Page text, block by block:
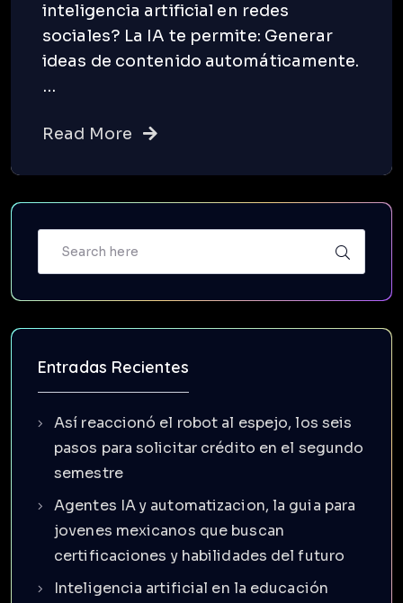
inteligencia artificial en redes
sociales? La IA te permite: Generar
ideas de contenido automáticamente.
…
Read More
Entradas Recientes
Así reaccionó el robot al espejo, los seis
pasos para solicitar crédito en el segundo
semestre
Agentes IA y automatizacion, la guia para
jovenes mexicanos que buscan
certificaciones y habilidades del futuro
Inteligencia artificial en la educación